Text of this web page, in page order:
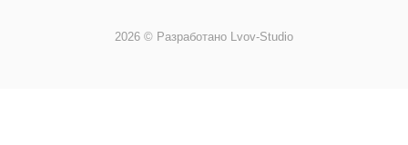
2026 © Разработано Lvov-Studio